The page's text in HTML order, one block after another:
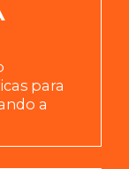
para
a